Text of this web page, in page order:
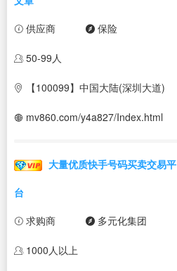
供应商 保险
50-99人
【100099】中国大陆(深圳大道)
mv860.com/y4a827/Index.html
大量优质快手号码买卖交易平
台
求购商 多元化集团
1000人以上